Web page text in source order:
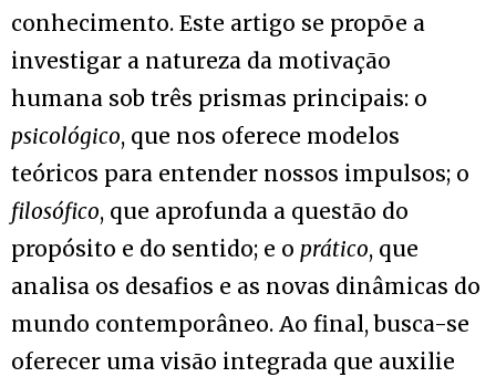
conhecimento. Este artigo se propõe a
investigar a natureza da motivação
humana sob três prismas principais: o
psicológico, que nos oferece modelos
teóricos para entender nossos impulsos; o
filosófico, que aprofunda a questão do
propósito e do sentido; e o prático, que
analisa os desafios e as novas dinâmicas do
mundo contemporâneo. Ao final, busca-se
oferecer uma visão integrada que auxilie